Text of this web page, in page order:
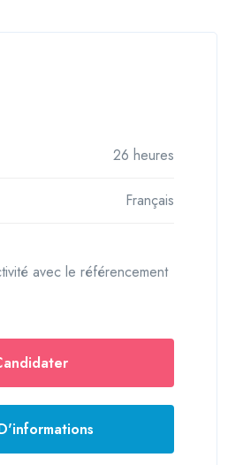
26 heures
Français
avec le référencement